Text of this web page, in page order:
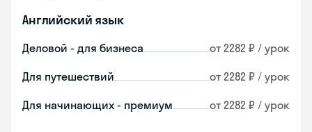
Английский язык
Деловой - для бизнеса от 2282 ₽ / урок
Для путешествий от 2282 ₽ / урок
Для начинающих - премиум от 2282 ₽ / урок